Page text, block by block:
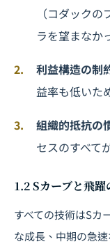
（コダック
ラを望まなか
利益構造の制
益率も低いた
組織的抵抗の
セスのすべて
1.2 Sカーブと飛
すべての技術はSカ
な成長、中期の急